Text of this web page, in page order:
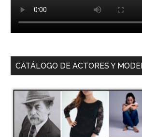
CATÁLOGO DE ACTORES Y